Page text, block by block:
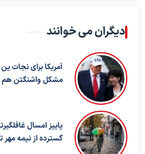
دیگران می خوانند
آمریکا برای نجات
مشکل واشنگتن
پاییز امسال
گسترده از نیمه مهر